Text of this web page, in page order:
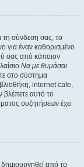
τη σύνδεση σας, το
για έναν καθορισμένο
σας από κάποιον
Να με θυμάσαι
στο σύστημα
internet cafe,
βλέπετε αυτό το
συζητήσεων έχει
από το